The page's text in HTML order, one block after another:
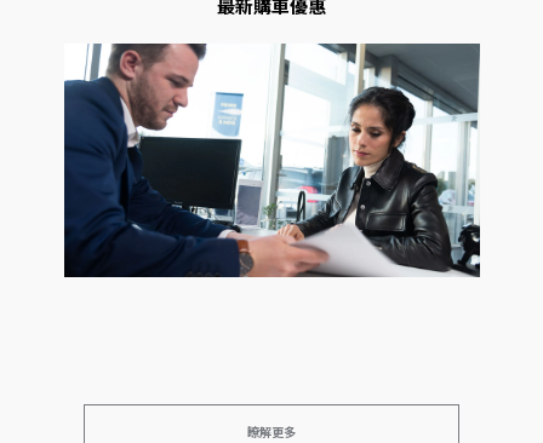
最新購車優惠
瞭解更多